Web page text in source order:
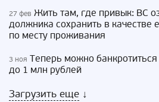
27 фев Жить там, где привык: ВС
должника сохранить в качестве
по месту проживания
3 ноя Теперь можно
до 1 млн рублей
Загрузить еще ↓